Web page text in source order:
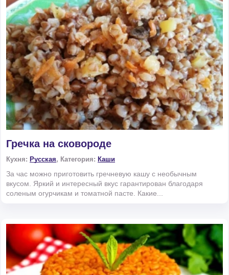
Гречка на сковороде
Кухня: Русская, Категория: Каши
За час можно приготовить гречневую кашу с необычным
вкусом. Яркий и интересный вкус гарантирован благодаря
соленым огурчикам и томатной пасте. Какие...